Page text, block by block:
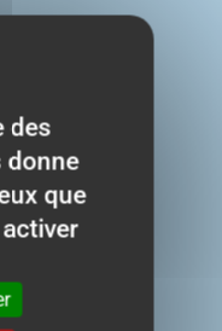
des
donne
que